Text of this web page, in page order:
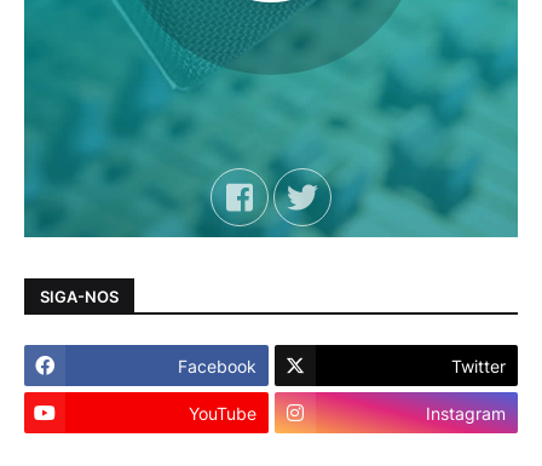
SIGA-NOS
Facebook Twitter
YouTube Instagram